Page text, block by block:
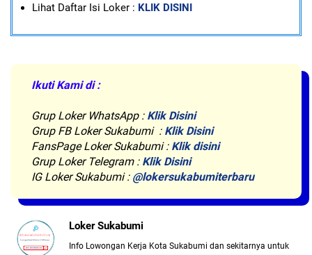
Lihat Daftar Isi Loker : KLIK DISINI
Ikuti Kami di :
Grup Loker WhatsApp : Klik Disini
Grup FB Loker Sukabumi : Klik Disini
FansPage Loker Sukabumi : Klik disini
Grup Loker Telegram : Klik Disini
IG Loker Sukabumi : @lokersukabumiterbaru
Loker Sukabumi
Info Lowongan Kerja Kota Sukabumi dan sekitarnya untuk